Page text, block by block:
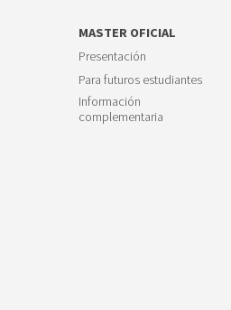
MASTER OFICIAL
Presentación
Para futuros estudiantes
Información
complementaria